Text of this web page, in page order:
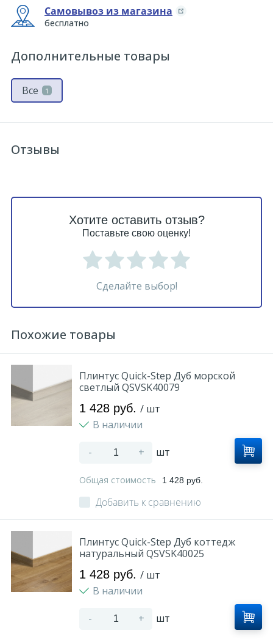
Самовывоз из магазина
бесплатно
Дополнительные товары
Все 1
Отзывы
Хотите оставить отзыв?
Поставьте свою оценку!
Сделайте выбор!
Похожие товары
Плинтус Quick-Step Дуб морской
светлый QSVSK40079
1 428 руб. / шт
В наличии
- + шт
Общая стоимость 1 428 руб.
Добавить к сравнению
Плинтус Quick-Step Дуб коттедж
натуральный QSVSK40025
1 428 руб. / шт
В наличии
- + шт